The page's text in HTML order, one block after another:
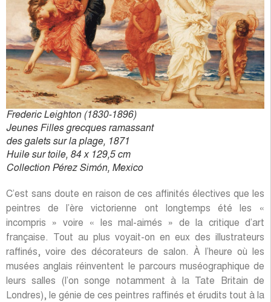
Frederic Leighton (1830-1896)
Jeunes Filles grecques ramassant
des galets sur la plage, 1871
Huile sur toile, 84 x 129,5 cm
Collection Pérez Simón, Mexico
C’est sans doute en raison de ces affinités électives que les
peintres de l’ère victorienne ont longtemps été les «
incompris » voire « les mal-aimés » de la critique d’art
française. Tout au plus voyait-on en eux des illustrateurs
raffinés, voire des décorateurs de salon. À l’heure où les
musées anglais réinventent le parcours muséographique de
leurs salles (l’on songe notamment à la Tate Britain de
Londres), le génie de ces peintres raffinés et érudits tout à la